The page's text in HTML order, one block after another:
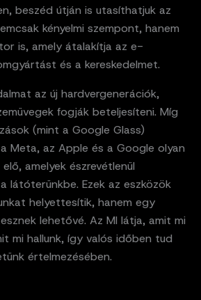
beszéd útján is utasíthatjuk az
kényelmi szempont, hanem
is, amely átalakítja az e-
és a kereskedelmet.
az új hardvergenerációk,
fogják beteljesíteni. Míg
(mint a Google Glass)
Meta, az Apple és a Google olyan
amelyek észrevétlenül
látóterünkbe. Ezek az eszközök
helyettesítik, hanem egy
lehetővé. Az MI látja, amit mi
mi hallunk, így valós időben tud
értelmezésében.